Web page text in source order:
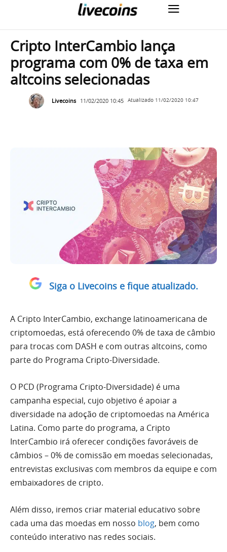
Cripto InterCambio lança
programa com 0% de taxa em
altcoins selecionadas
Livecoins 11/02/2020 10:45 Atualizado 11/02/2020 10:47
Siga o Livecoins e fique atualizado.
A Cripto InterCambio, exchange latinoamericana de
criptomoedas, está oferecendo 0% de taxa de câmbio
para trocas com DASH e com outras altcoins, como
parte do Programa Cripto-Diversidade.
O PCD (Programa Cripto-Diversidade) é uma
campanha especial, cujo objetivo é apoiar a
diversidade na adoção de criptomoedas na América
Latina. Como parte do programa, a Cripto
InterCambio irá oferecer condições favoráveis de
câmbios – 0% de comissão em moedas selecionadas,
entrevistas exclusivas com membros da equipe e com
embaixadores de cripto.
Além disso, iremos criar material educativo sobre
cada uma das moedas em nosso blog, bem como
conteúdo interativo nas redes sociais.